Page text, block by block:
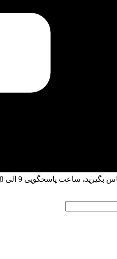
ساعت پاسخگویی 9 الی 18: